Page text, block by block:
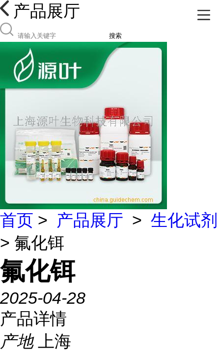
产品展厅
搜索
首页 > 产品展厅 > 生化试剂
> 氟化铒
氟化铒
2025-04-28
产品详情
产地
上海